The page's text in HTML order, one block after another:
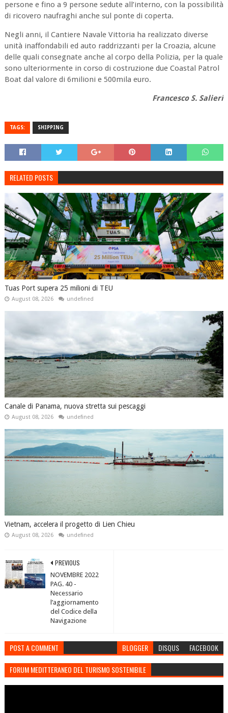
persone e fino a 9 persone sedute all’interno, con la possibilità
di ricovero naufraghi anche sul ponte di coperta.
Negli anni, il Cantiere Navale Vittoria ha realizzato diverse
unità inaffondabili ed auto raddrizzanti per la Croazia, alcune
delle quali consegnate anche al corpo della Polizia, per la quale
sono ulteriormente in corso di costruzione due Coastal Patrol
Boat dal valore di 6milioni e 500mila euro.
Francesco S. Salieri
TAGS: SHIPPING
RELATED POSTS
Tuas Port supera 25 milioni di TEU
August 08, 2026 undefined
Canale di Panama, nuova stretta sui pescaggi
August 08, 2026 undefined
Vietnam, accelera il progetto di Lien Chieu
August 08, 2026 undefined
PREVIOUS
NOVEMBRE 2022
PAG. 40 -
Necessario
l’aggiornamento
del Codice della
Navigazione
POST A COMMENT BLOGGER DISQUS FACEBOOK
FORUM MEDITTERANEO DEL TURISMO SOSTENIBILE